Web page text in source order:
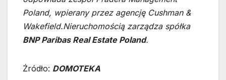
Poland, wpierany przez agencję Cushman &
Wakefield.Nieruchomością zarządza spółka
BNP Paribas Real Estate Poland.
Źródło: DOMOTEKA